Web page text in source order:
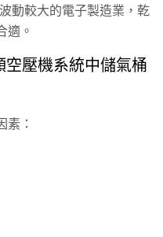
動較大的電子製造業，乾
適。
壓機系統中儲氣桶
素：